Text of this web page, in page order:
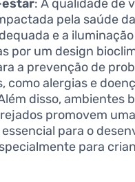
estar: A qualidade de
pela saúde
e a
por um design
a prevenção de
como alergias e
disso, ambientes
promovem
para o
para